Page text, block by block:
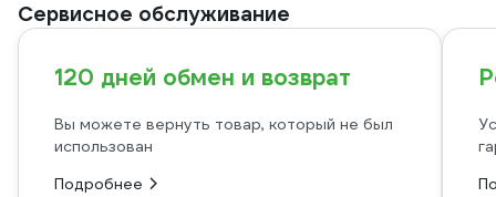
Сервисное обслуживание
120 дней обмен и возврат
Вы можете вернуть товар, который не был
использован
Подробнее